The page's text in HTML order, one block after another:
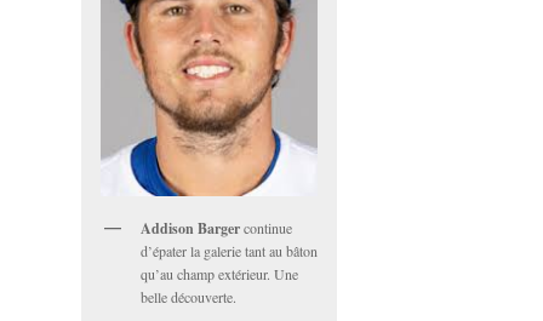
Addison Bargercontinue
d’épater la galerie tant au bâton
qu’au champ extérieur. Une
belle découverte.